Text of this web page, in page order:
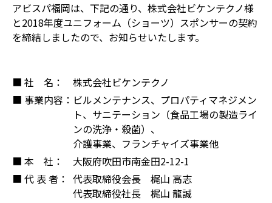
アビスパ福岡は、下記の通り、株式会社ビケンテクノ様
と2018年度ユニフォーム（ショーツ）スポンサーの契約
を締結しましたので、お知らせいたします。
■ 社 名：
株式会社ビケンテクノ
■ 事業内容： ビルメンテナンス、プロパティマネジメン
ト、サニテーション（食品工場の製造ライ
ンの洗浄・殺菌）、
介護事業、フランチャイズ事業他
■ 本 社：
大阪府吹田市南金田2-12-1
■ 代 表 者： 代表取締役会長 梶山 高志
代表取締役社長 梶山 龍誠